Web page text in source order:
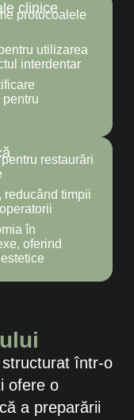
clinice
protocoalele
utilizarea
interdentar
restaurări
reducând timpii
în
oferind
într-o
ofere o
a preparării